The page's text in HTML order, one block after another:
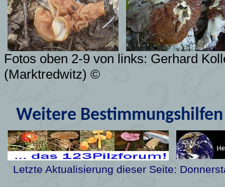
Fotos oben 2-9 von links: Gerhard
(Marktredwitz) ©
Weitere
Letzte Aktualisierung dieser Seite: